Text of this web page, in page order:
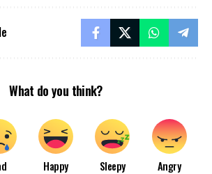
What do you think?
Happy Sleepy Angry